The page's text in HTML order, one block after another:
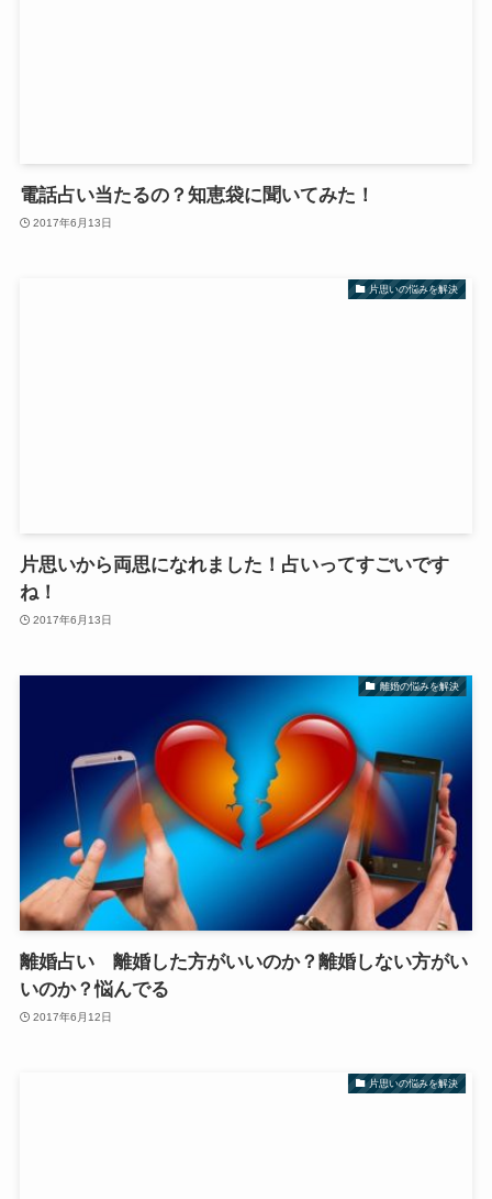
電話占い当たるの？知恵袋に聞いてみた！
2017年6月13日
片思いの悩みを解決
片思いから両思になれました！占いってすごいです
ね！
2017年6月13日
離婚の悩みを解決
離婚占い 離婚した方がいいのか？離婚しない方がい
いのか？悩んでる
2017年6月12日
片思いの悩みを解決